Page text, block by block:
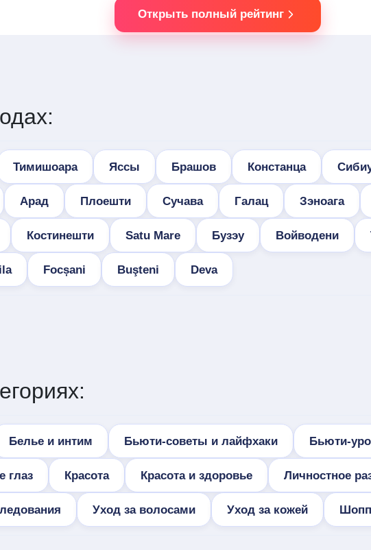
Открыть полный рейтинг
Тимишоара Яссы Брашов Констанца
Арад Плоешти Сучава Галац Зэноага
Костинешти Satu Mare Бузэу Войводени
Focșani Buşteni Deva
Белье и интим Бьюти-советы и лайфхаки Бьюти-
глаз Красота Красота и здоровье Личностное
Уход за волосами Уход за кожей